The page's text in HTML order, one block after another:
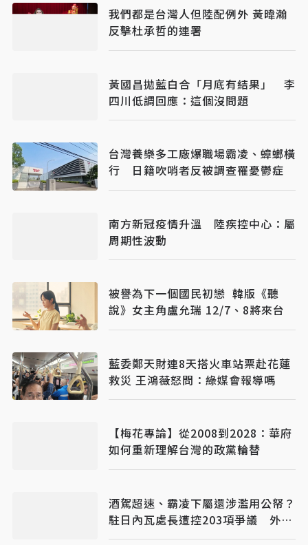
我們都是台灣人但陸配例外 黃暐瀚
反擊杜承哲的連署
黃國昌拋藍白合「月底有結果」 李
四川低調回應：這個沒問題
台灣養樂多工廠爆職場霸凌、蟑螂橫
行 日籍吹哨者反被調查罹憂鬱症
南方新冠疫情升溫 陸疾控中心：屬
周期性波動
被譽為下一個國民初戀 韓版《聽
說》女主角盧允瑞 12/7、8將來台
藍委鄭天財連8天搭火車站票赴花蓮
救災 王鴻薇怒問：綠媒會報導嗎
【梅花專論】從2008到2028：華府
如何重新理解台灣的政黨輪替
酒駕超速、霸凌下屬還涉濫用公帑？
駐日內瓦處長遭控203項爭議 外交
部啟動調查